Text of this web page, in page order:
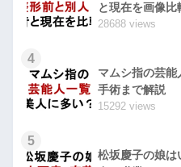
と現在を画像比
28688 views
4
マムシ指の芸能
手術まで解説
15292 views
5
松坂慶子の娘は